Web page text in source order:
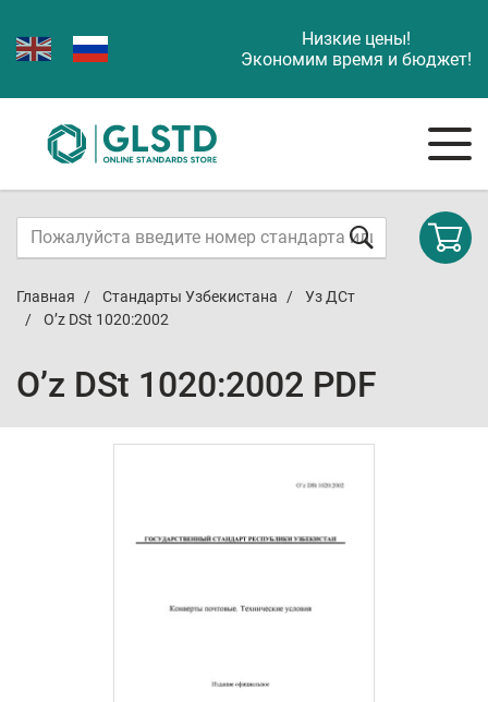
Низкие цены!
Экономим время и бюджет!
Главная Стандарты Узбекистана
Уз ДСт
O’z DSt 1020:2002
O’z DSt 1020:2002 PDF